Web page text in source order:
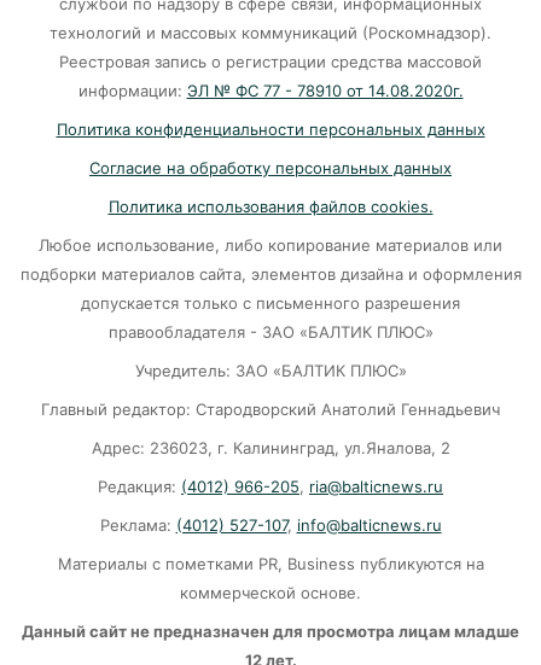
Калининградской области с начала года
06-08-2026
В Светлогорске женщина купила «корейца»
по «удалёнке» и потеряла деньги
05-08-2026
На двух перекрёстках в Калининграде теперь
нужно ехать по-новому
«Народный фронт»: Людям приходится жить
в сырости с земляными блохами и плесенью
05-08-2026
«Защита для ребенка» — новая подписка
«Ростелекома» позаботится о
кибербезопасности подрастающего
технологий и массовых коммуникаций (Роскомнадзор).
Реестровая запись о регистрации средства массовой
информации: ЭЛ № ФС 77 - 78910 от 14.08.2020г.
Политика конфиденциальности персональных данных
Согласие на обработку персональных данных
Политика использования файлов cookies.
Любое использование, либо копирование материалов или
подборки материалов сайта, элементов дизайна и оформления
допускается только с письменного разрешения
правообладателя - ЗАО «БАЛТИК ПЛЮС»
Учредитель: ЗАО «БАЛТИК ПЛЮС»
Главный редактор: Стародворский Анатолий Геннадьевич
Адрес: 236023, г. Калининград, ул.Яналова, 2
Редакция: (4012) 966-205, ria@balticnews.ru
Реклама: (4012) 527-107, info@balticnews.ru
Материалы с пометками PR, Business публикуются на
коммерческой основе.
Данный сайт не предназначен для просмотра лицам младше
12 лет.